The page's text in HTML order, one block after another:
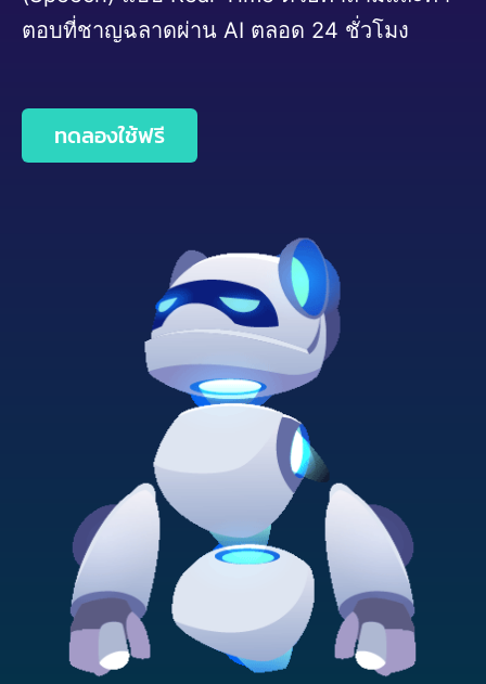
ตอบที่ชาญฉลาดผ่าน AI ตลอด 24 ชั่วโมง
ทดลองใช้ฟรี